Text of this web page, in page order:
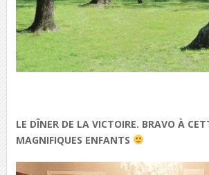
LE DÎNER DE LA VICTOIRE. BRAVO À
MAGNIFIQUES ENFANTS